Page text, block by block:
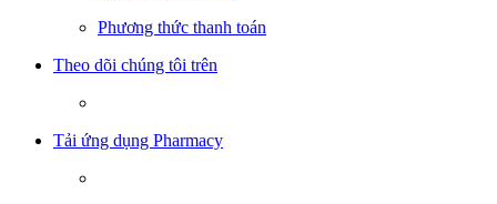
Phương thức thanh toán
Theo dõi chúng tôi trên
Tải ứng dụng Pharmacy